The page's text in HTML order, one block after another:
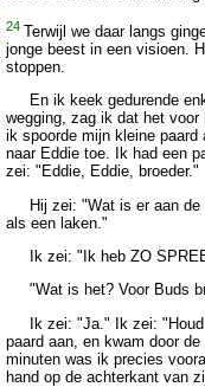
24 Terwijl we daar langs
jonge beest in een visioen.
stoppen.
En ik keek gedurende
wegging, zag ik dat het
ik spoorde mijn kleine paard
naar Eddie toe. Ik had een
zei: "Eddie, Eddie, broeder."
Hij zei: "Wat is er aan de
als een laken."
Ik zei: "Ik heb ZO
"Wat is het? Voor Buds
Ik zei: "Ja." Ik zei: "Houd
paard aan, en kwam door
minuten was ik precies
hand op de achterkant van